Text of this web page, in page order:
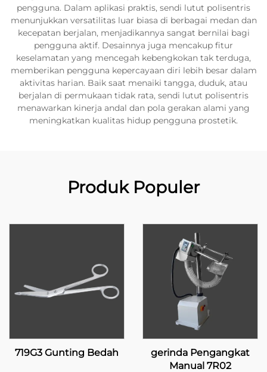
pengguna. Dalam aplikasi praktis, sendi lutut polisentris
menunjukkan versatilitas luar biasa di berbagai medan dan
kecepatan berjalan, menjadikannya sangat bernilai bagi
pengguna aktif. Desainnya juga mencakup fitur
keselamatan yang mencegah kebengkokan tak terduga,
memberikan pengguna kepercayaan diri lebih besar dalam
aktivitas harian. Baik saat menaiki tangga, duduk, atau
berjalan di permukaan tidak rata, sendi lutut polisentris
menawarkan kinerja andal dan pola gerakan alami yang
meningkatkan kualitas hidup pengguna prostetik.
Produk Populer
719G3 Gunting Bedah
gerinda Pengangkat
Manual 7R02